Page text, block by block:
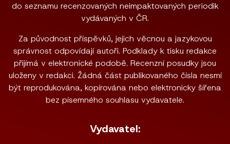
do seznamu recenzovaných neimpaktovaných periodik
vydávaných v ČR.
Za původnost příspěvků, jejich věcnou a jazykovou
správnost odpovídají autoři. Podklady k tisku redakce
přijímá v elektronické podobě. Recenzní posudky jsou
uloženy v redakci. Žádná část publikovaného čísla nesmí
být reprodukována, kopírována nebo elektronicky šířena
bez písemného souhlasu vydavatele.
Vydavatel: